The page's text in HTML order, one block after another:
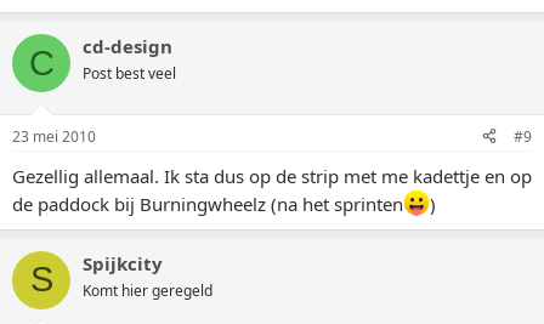
C cd-design
Post best veel
23 mei 2010 #9
Gezellig allemaal. Ik sta dus op de strip met me kadettje en op
de paddock bij Burningwheelz (na het sprinten
)
S Spijkcity
Komt hier geregeld